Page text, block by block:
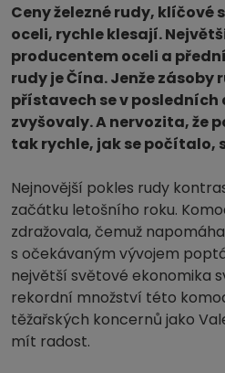
Ceny železné rudy, klíčové
oceli, rychle klesají.
producentem oceli a
rudy je Čína. Jenže zásoby
přístavech se v posledních
zvyšovaly. A nervozita, že
tak rychle, jak se počítalo,
Nejnovější pokles rudy
začátku letošního roku.
zdražovala, čemuž
s očekávaným vývojem
největší světové ekonomika
rekordní množství této
těžařských koncernů jako
mít radost.